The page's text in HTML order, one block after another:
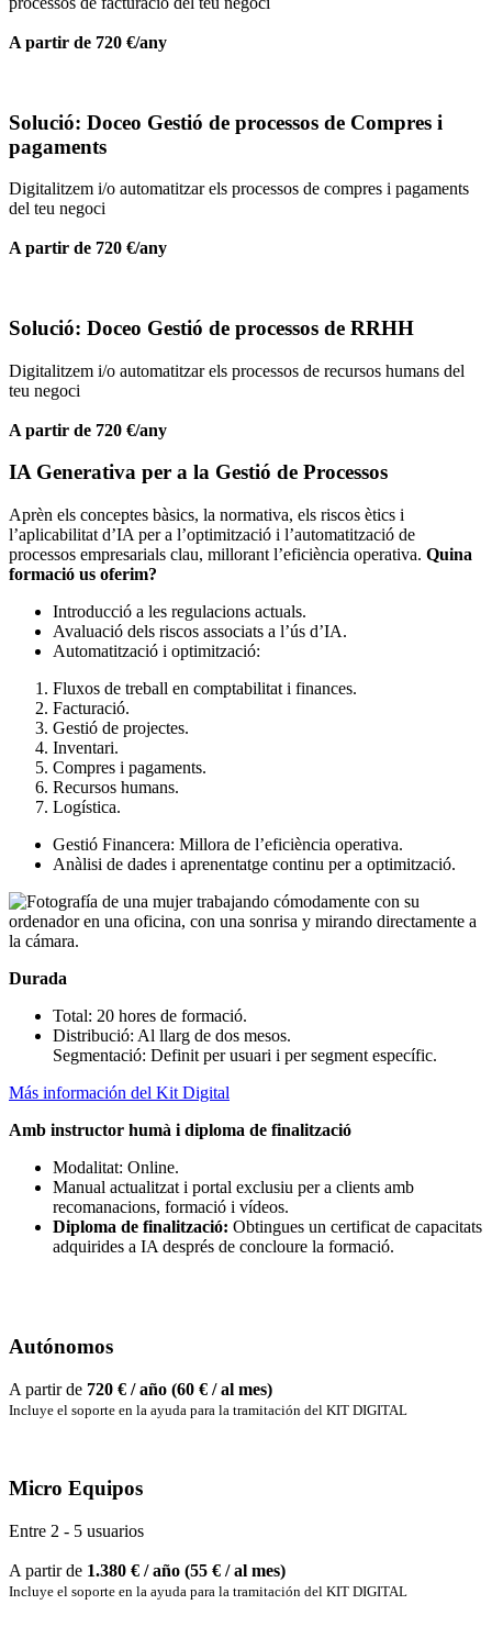
A partir de 720 €/any
Solució: Doceo Gestió de processos de Compres i
pagaments
Digitalitzem i/o automatitzar els processos de compres i pagaments
del teu negoci
A partir de 720 €/any
Solució: Doceo Gestió de processos de RRHH
Digitalitzem i/o automatitzar els processos de recursos humans del
teu negoci
A partir de 720 €/any
IA Generativa per a la Gestió de Processos
Aprèn els conceptes bàsics, la normativa, els riscos ètics i
l’aplicabilitat d’IA per a l’optimització i l’automatització de
processos empresarials clau, millorant l’eficiència operativa. Quina
formació us oferim?
Introducció a les regulacions actuals.
Avaluació dels riscos associats a l’ús d’IA.
Automatització i optimització:
Fluxos de treball en comptabilitat i finances.
Facturació.
Gestió de projectes.
Inventari.
Compres i pagaments.
Recursos humans.
Logística.
Gestió Financera: Millora de l’eficiència operativa.
Anàlisi de dades i aprenentatge continu per a optimització.
Durada
Total: 20 hores de formació.
Distribució: Al llarg de dos mesos.
Segmentació: Definit per usuari i per segment específic.
Más información del Kit Digital
Amb instructor humà i diploma de finalització
Modalitat: Online.
Manual actualitzat i portal exclusiu per a clients amb
recomanacions, formació i vídeos.
Diploma de finalització: Obtingues un certificat de capacitats
adquirides a IA després de concloure la formació.
Autónomos
A partir de 720 € / año (60 € / al mes)
Incluye el soporte en la ayuda para la tramitación del KIT DIGITAL
Micro Equipos
Entre 2 - 5 usuarios
A partir de 1.380 € / año (55 € / al mes)
Incluye el soporte en la ayuda para la tramitación del KIT DIGITAL